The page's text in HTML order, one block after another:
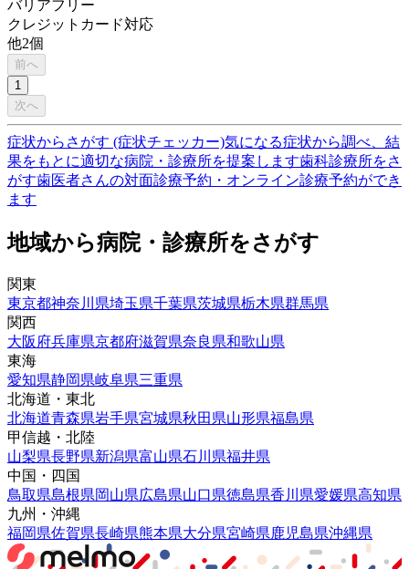
バリアフリー
クレジットカード対応
他2個
前へ
1
次へ
症状からさがす (症状チェッカー)気になる症状から調べ、結
果をもとに適切な病院・診療所を提案します歯科診療所をさ
がす歯医者さんの対面診療予約・オンライン診療予約ができ
ます
地域から病院・診療所をさがす
関東
東京都神奈川県埼玉県千葉県茨城県栃木県群馬県
関西
大阪府兵庫県京都府滋賀県奈良県和歌山県
東海
愛知県静岡県岐阜県三重県
北海道・東北
北海道青森県岩手県宮城県秋田県山形県福島県
甲信越・北陸
山梨県長野県新潟県富山県石川県福井県
中国・四国
鳥取県島根県岡山県広島県山口県徳島県香川県愛媛県高知県
九州・沖縄
福岡県佐賀県長崎県熊本県大分県宮崎県鹿児島県沖縄県